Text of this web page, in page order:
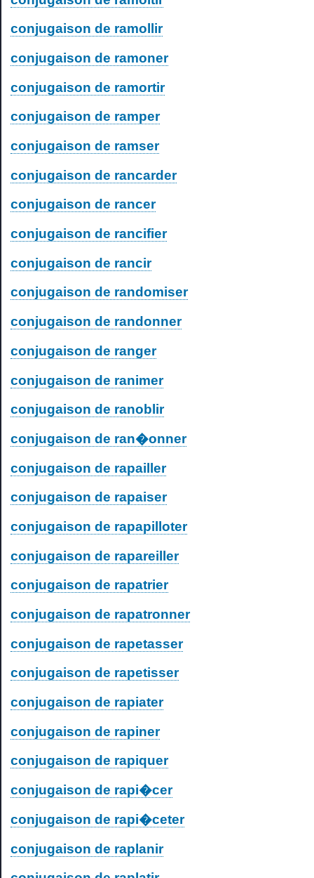
conjugaison de ramollir
conjugaison de ramoner
conjugaison de ramortir
conjugaison de ramper
conjugaison de ramser
conjugaison de rancarder
conjugaison de rancer
conjugaison de rancifier
conjugaison de rancir
conjugaison de randomiser
conjugaison de randonner
conjugaison de ranger
conjugaison de ranimer
conjugaison de ranoblir
conjugaison de ran�onner
conjugaison de rapailler
conjugaison de rapaiser
conjugaison de rapapilloter
conjugaison de rapareiller
conjugaison de rapatrier
conjugaison de rapatronner
conjugaison de rapetasser
conjugaison de rapetisser
conjugaison de rapiater
conjugaison de rapiner
conjugaison de rapiquer
conjugaison de rapi�cer
conjugaison de rapi�ceter
conjugaison de raplanir